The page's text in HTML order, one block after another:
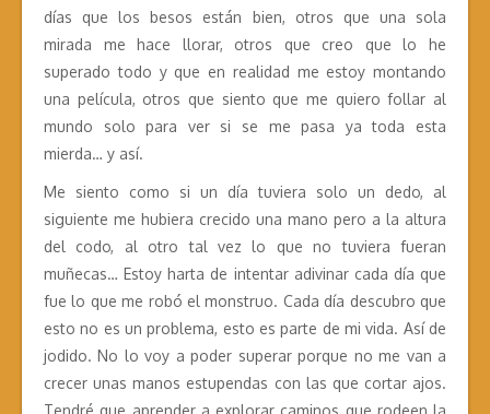
días que los besos están bien, otros que una sola
mirada me hace llorar, otros que creo que lo he
superado todo y que en realidad me estoy montando
una película, otros que siento que me quiero follar al
mundo solo para ver si se me pasa ya toda esta
mierda… y así.
Me siento como si un día tuviera solo un dedo, al
siguiente me hubiera crecido una mano pero a la altura
del codo, al otro tal vez lo que no tuviera fueran
muñecas… Estoy harta de intentar adivinar cada día que
fue lo que me robó el monstruo. Cada día descubro que
esto no es un problema, esto es parte de mi vida. Así de
jodido. No lo voy a poder superar porque no me van a
crecer unas manos estupendas con las que cortar ajos.
Tendré que aprender a explorar caminos que rodeen la